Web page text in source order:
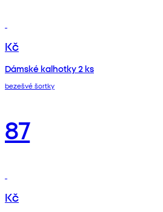
Kč
Dámské kalhotky 2 ks
bezešvé šortky
87
Kč